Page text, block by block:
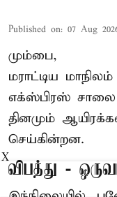
Published on: 07 Aug
மும்பை,
மராட்டிய
எக்ஸ்பிரஸ்
தினமும்
செய்கின்றன.
விபத்து -
X